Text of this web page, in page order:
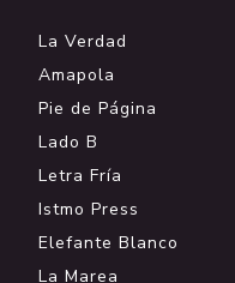
La Verdad
Amapola
Pie de Página
Lado B
Letra Fría
Istmo Press
Elefante Blanco
La Marea